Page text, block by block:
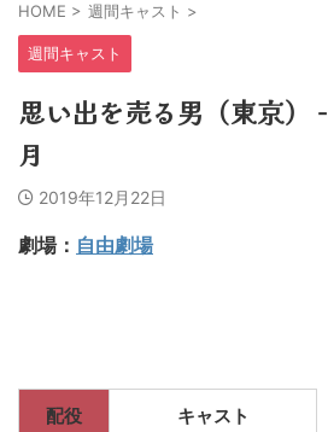
HOME > 週間キャスト >
週間キャスト
思い出を売る男（東京）
月
2019年12月22日
劇場： 自由劇場
配役 キャスト